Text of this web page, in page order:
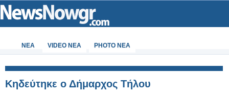
ΝΕΑ VIDEO NEA PHOTO NEA
Κηδεύτηκε ο Δήμαρχος Τήλου